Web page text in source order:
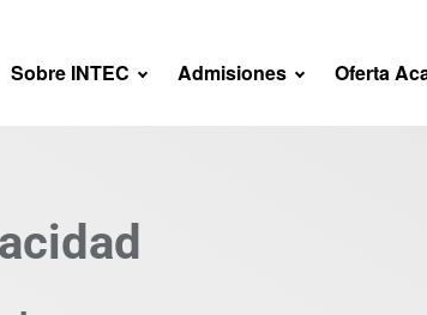
Sobre INTEC Admisiones Oferta